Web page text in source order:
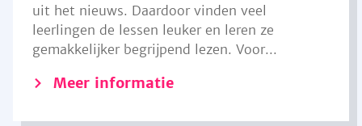
uit het nieuws. Daardoor vinden veel
leerlingen de lessen leuker en leren ze
gemakkelijker begrijpend lezen. Voor...
Meer informatie